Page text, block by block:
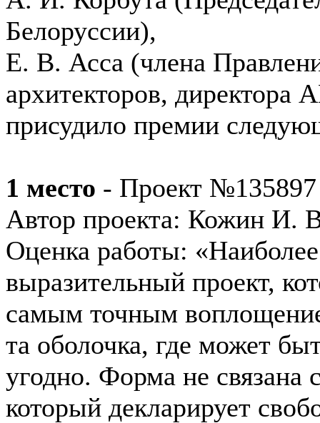
Белоруссии),
Е. В. Асса (члена
архитекторов,
присудило премии
1 место - Проект №135897
Автор проекта: Кожин И.
Оценка работы:
выразительный проект,
самым точным
та оболочка, где может
угодно. Форма не связана
который декларирует